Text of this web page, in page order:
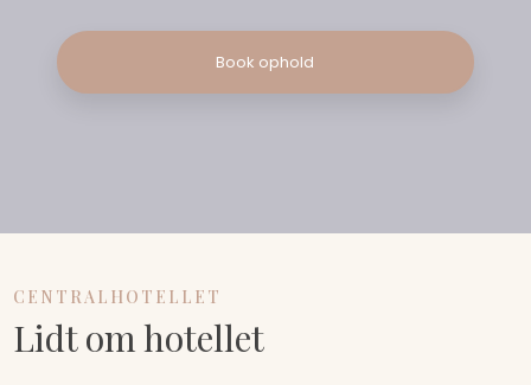
Book ophold
​CENTRALHOTELLET
Lidt om hotellet